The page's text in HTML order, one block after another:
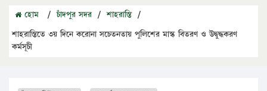
হোম / চাঁদপুর সদর / শাহরাস্তি /
শাহরাস্তিতে ৩য় দিনে করোনা সচেতনতায় পুলিশের মাস্ক বিতরণ ও উদ্বুদ্ধকরণ
কর্মসূচী